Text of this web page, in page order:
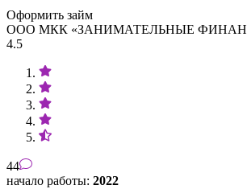
Оформить займ
ООО МКК «ЗАНИМАТЕЛЬНЫЕ
4.5
44
начало работы: 2022